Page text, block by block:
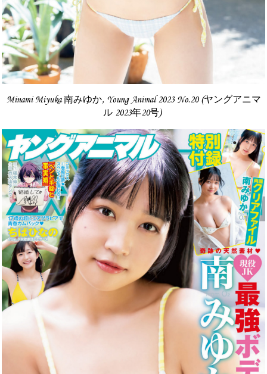
Minami Miyuka 南みゆか, Young Animal 2023 No.20 (ヤングアニマ
ル 2023年20号)